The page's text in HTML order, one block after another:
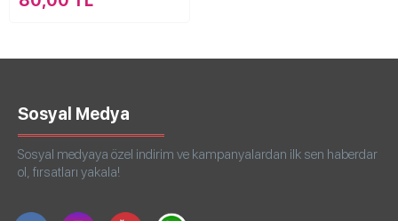
Sosyal Medya
Sosyal medyaya özel indirim ve kampanyalardan ilk sen haberdar
ol, fırsatları yakala!